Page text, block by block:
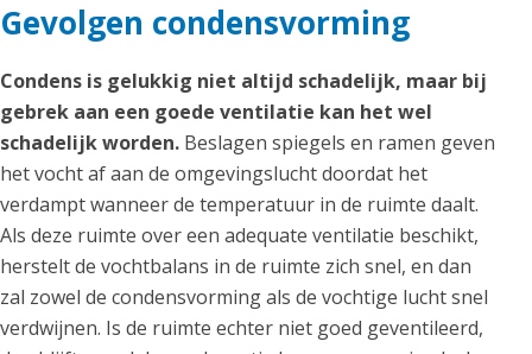
Gevolgen condensvorming
Condens is gelukkig niet altijd schadelijk, maar bij
gebrek aan een goede ventilatie kan het wel
schadelijk worden. Beslagen spiegels en ramen geven
het vocht af aan de omgevingslucht doordat het
verdampt wanneer de temperatuur in de ruimte daalt.
Als deze ruimte over een adequate ventilatie beschikt,
herstelt de vochtbalans in de ruimte zich snel, en dan
zal zowel de condensvorming als de vochtige lucht snel
verdwijnen. Is de ruimte echter niet goed geventileerd,